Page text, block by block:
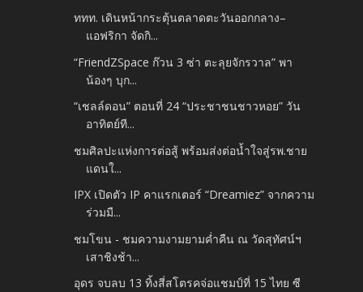
ททท. เดินหน้ากระตุ้นตลาดตะวันออกกลาง–
แอฟริกา จัดกิ...
“FriendZSpace ก๊วน 3 ซ่า ตะลุยจักรวาล” พา
น้องๆ บุก...
“เชลล์ดอน” ตอนที่ 24 “ประชาชนชาวหอย” วัน
อาทิตย์ที...
ชมศิลปะแห่งการต่อสู้ พร้อมส่งต่อน้ำใจสู่รพ.ชาย
แดนใ...
IPX เปิดตัว IP คาแรกเตอร์ “Dreamiez” จากความ
ร่วมมื...
ชมโขน - ชมความงามยามค่ำคืน ณ วัดสุทัศน์ฯ
เสาชิงช้า...
อุดร จบลบ 13 ทิ้งสี่สโตรคจ่อแชมป์ที่ 15 ไทย ซี